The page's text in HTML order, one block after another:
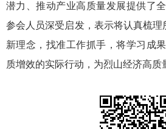
潜力、推动产业高质量发展提供了
参会人员深受启发，表示将认真梳理
新理念，找准工作抓手，将学习成
质增效的实际行动，为烈山经济高质